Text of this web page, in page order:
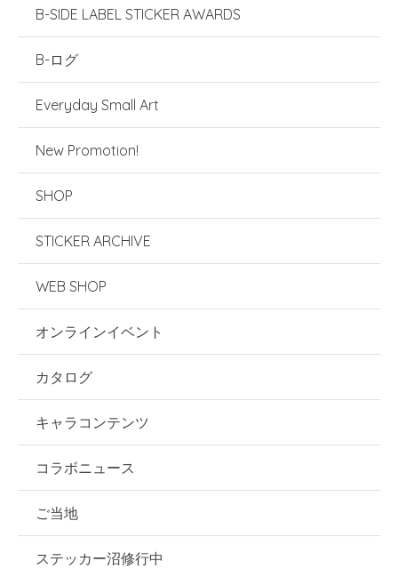
B-SIDE LABEL STICKER AWARDS
B-ログ
Everyday Small Art
New Promotion!
SHOP
STICKER ARCHIVE
WEB SHOP
オンラインイベント
カタログ
キャラコンテンツ
コラボニュース
ご当地
ステッカー沼修行中